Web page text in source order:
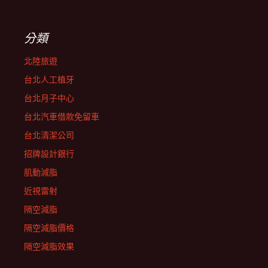
分類
北陸旅遊
台北人工植牙
台北月子中心
台北汽車借款免留車
台北清潔公司
招牌設計銀行
肌動減脂
近視雷射
隔空減脂
隔空減脂價格
隔空減脂效果